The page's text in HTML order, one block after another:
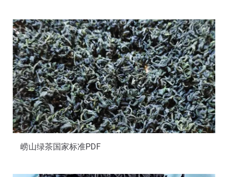
崂山绿茶国家标准PDF